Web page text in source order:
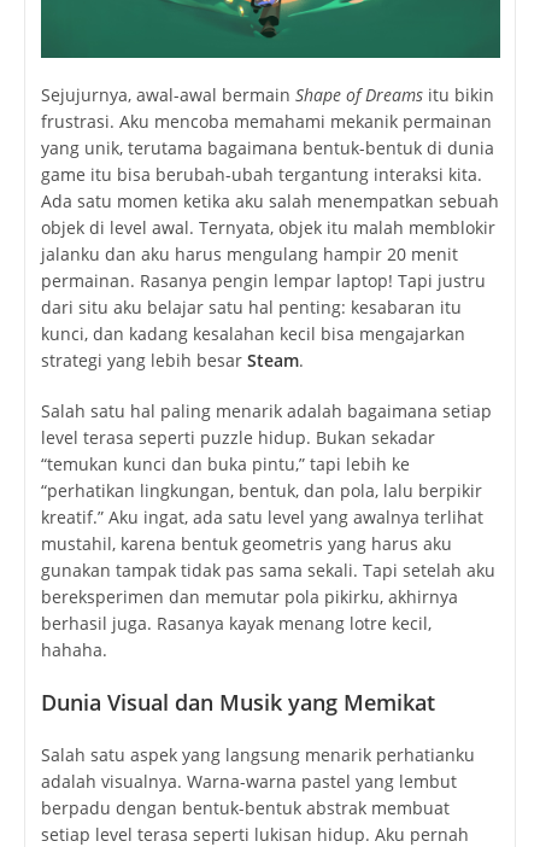
Sejujurnya, awal-awal bermain Shape of Dreamsitu bikin
frustrasi. Aku mencoba memahami mekanik permainan
yang unik, terutama bagaimana bentuk-bentuk di dunia
game itu bisa berubah-ubah tergantung interaksi kita.
Ada satu momen ketika aku salah menempatkan sebuah
objek di level awal. Ternyata, objek itu malah memblokir
jalanku dan aku harus mengulang hampir 20 menit
permainan. Rasanya pengin lempar laptop! Tapi justru
dari situ aku belajar satu hal penting: kesabaran itu
kunci, dan kadang kesalahan kecil bisa mengajarkan
strategi yang lebih besar Steam.
Salah satu hal paling menarik adalah bagaimana setiap
level terasa seperti puzzle hidup. Bukan sekadar
“temukan kunci dan buka pintu,” tapi lebih ke
“perhatikan lingkungan, bentuk, dan pola, lalu berpikir
kreatif.” Aku ingat, ada satu level yang awalnya terlihat
mustahil, karena bentuk geometris yang harus aku
gunakan tampak tidak pas sama sekali. Tapi setelah aku
bereksperimen dan memutar pola pikirku, akhirnya
berhasil juga. Rasanya kayak menang lotre kecil,
hahaha.
Dunia Visual dan Musik yang Memikat
Salah satu aspek yang langsung menarik perhatianku
adalah visualnya. Warna-warna pastel yang lembut
berpadu dengan bentuk-bentuk abstrak membuat
setiap level terasa seperti lukisan hidup. Aku pernah